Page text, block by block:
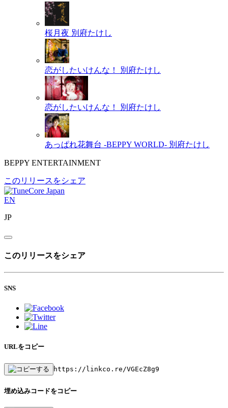
桜月夜 別府たけし
恋がしたいけんな！ 別府たけし
恋がしたいけんな！ 別府たけし
あっぱれ花舞台 -BEPPY WORLD- 別府たけし
BEPPY ENTERTAINMENT
このリリースをシェア
EN
JP
このリリースをシェア
SNS
URLをコピー
https://linkco.re/VGEcZ8g9
埋め込みコードをコピー